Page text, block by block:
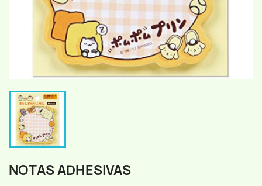
NOTAS ADHESIVAS